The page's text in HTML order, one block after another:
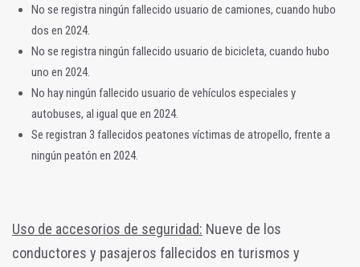
No se registra ningún fallecido usuario de camiones, cuando hubo
dos en 2024.
No se registra ningún fallecido usuario de bicicleta, cuando hubo
uno en 2024.
No hay ningún fallecido usuario de vehículos especiales y
autobuses, al igual que en 2024.
Se registran 3 fallecidos peatones víctimas de atropello, frente a
ningún peatón en 2024.
Uso de accesorios de seguridad: Nueve de los
conductores y pasajeros fallecidos en turismos y